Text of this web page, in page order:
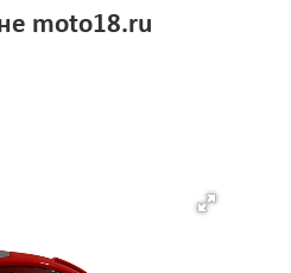
moto18.ru